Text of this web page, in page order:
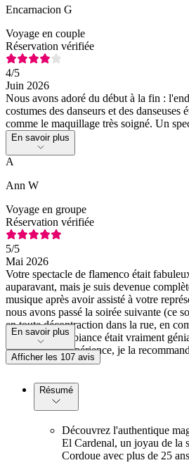
Encarnacion G
Voyage en couple
Réservation vérifiée
4/5
Juin 2026
Nous avons adoré du début à la fin :
costumes des danseurs et des danseuses
comme le maquillage très soigné. Un
En savoir plus
A
Ann W
Voyage en groupe
Réservation vérifiée
5/5
Mai 2026
Votre spectacle de flamenco était
auparavant, mais je suis devenue
musique après avoir assisté à votre
nous avons passé la soirée suivante (ce
en toute décontraction dans la rue, en
quartier, et l'ambiance était vraiment
merveilleuse expérience, je la
En savoir plus
Afficher les 107 avis
Résumé
Découvrez l'authentique
El Cardenal, un joyau de la
Cordoue avec plus de 25